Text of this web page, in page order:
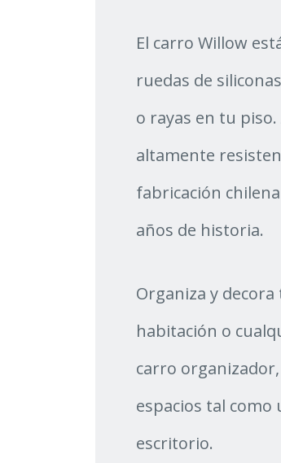
El carro Willow
ruedas de
o rayas en tu
altamente
fabricación
años de historia.
Organiza y
habitación o
carro
espacios tal
escritorio.